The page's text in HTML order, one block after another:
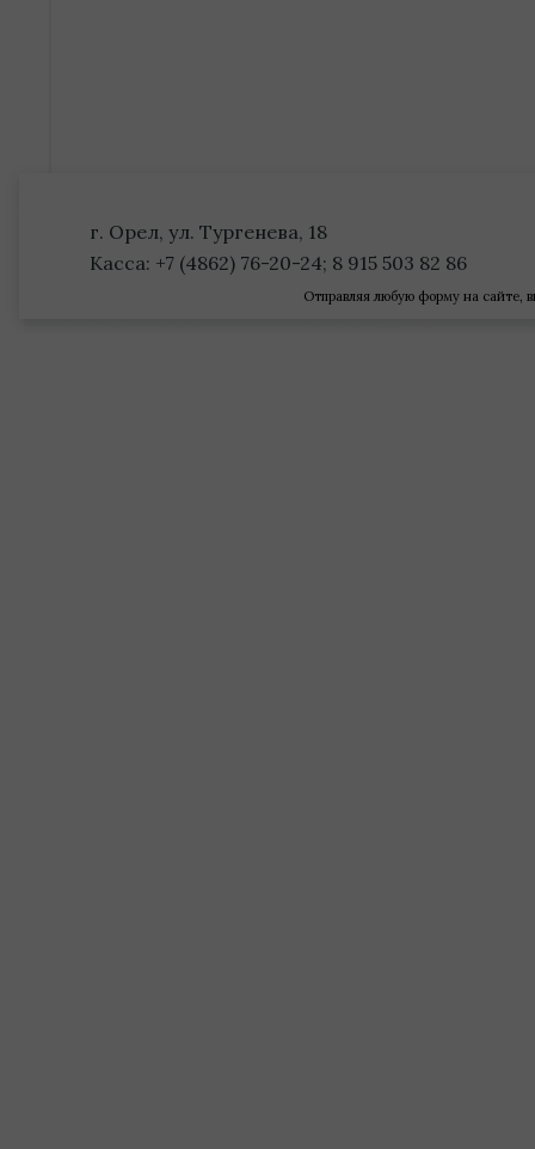
г. Орел, ул. Тургенева, 18
Касса: +7 (4862) 76-20-24; 8 915 503 82 86
Отправляя любую форму на сайте,